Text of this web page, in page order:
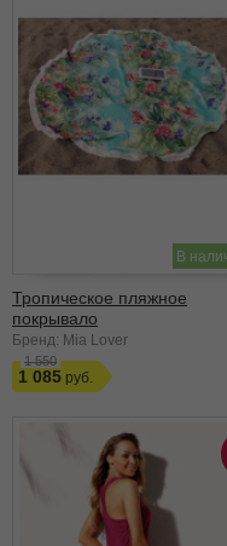
В
Тропическое пляжное
покрывало
Бренд: Mia Lover
1 550
1 085